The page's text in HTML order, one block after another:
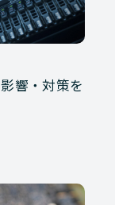
響・対策を